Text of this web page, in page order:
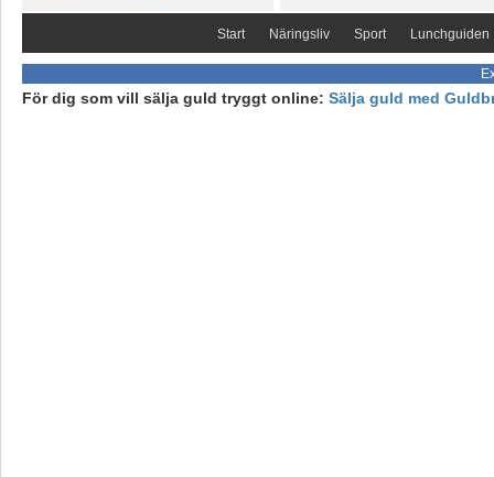
Start Näringsliv Sport Lunchguiden
För dig som vill sälja guld tryggt online: Sälja guld med